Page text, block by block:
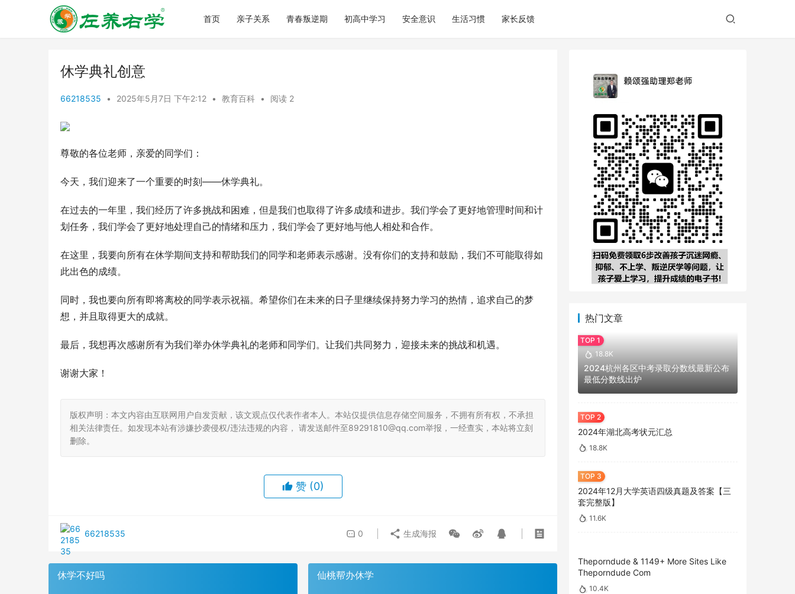
首页 亲子关系 青春叛逆期 初高中学习 安全意识 生活习惯 家长反馈
休学典礼创意
66218535 • 2025年5月7日 下午2:12 • 教育百科 • 阅读 2
尊敬的各位老师，亲爱的同学们：
今天，我们迎来了一个重要的时刻——休学典礼。
在过去的一年里，我们经历了许多挑战和困难，但是我们也取得了许多成绩和进步。我们学会了更好地管理时间和计
划任务，我们学会了更好地处理自己的情绪和压力，我们学会了更好地与他人相处和合作。
在这里，我要向所有在休学期间支持和帮助我们的同学和老师表示感谢。没有你们的支持和鼓励，我们不可能取得如
此出色的成绩。
同时，我也要向所有即将离校的同学表示祝福。希望你们在未来的日子里继续保持努力学习的热情，追求自己的梦
想，并且取得更大的成就。
最后，我想再次感谢所有为我们举办休学典礼的老师和同学们。让我们共同努力，迎接未来的挑战和机遇。
谢谢大家！
版权声明：本文内容由互联网用户自发贡献，该文观点仅代表作者本人。本站仅提供信息存储空间服务，不拥有所有权，不承担
相关法律责任。如发现本站有涉嫌抄袭侵权/违法违规的内容， 请发送邮件至89291810@qq.com举报，一经查实，本站将立刻
删除。
赞 (0)
66218535 0 生成海报
休学不好吗 仙桃帮办休学
热门文章
18.8K
2024杭州各区中考录取分数线最新公布
最低分数线出炉
2024年湖北高考状元汇总
18.8K
2024年12月大学英语四级真题及答案【三
套完整版】
11.6K
Theporndude & 1149+ More Sites Like
Theporndude Com
10.4K